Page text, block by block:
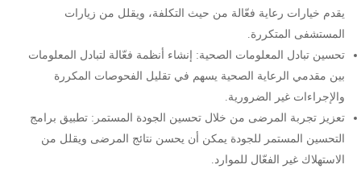
يقدم خيارات رعاية فعّالة من حيث التكلفة، ويقلل من زيارات
المستشفى المتكررة.
تحسين تبادل المعلومات الصحية: إنشاء أنظمة فعّالة لتبادل المعلومات
بين مقدمي الرعاية الصحية يسهم في تقليل الفحوصات المكررة
والإجراءات غير الضرورية.
تعزيز تجربة المرضى من خلال تحسين الجودة المستمر: تطبيق برامج
التحسين المستمر للجودة يمكن أن يحسن نتائج المرضى ويقلل من
الاستهلاك غير الفعّال للموارد.